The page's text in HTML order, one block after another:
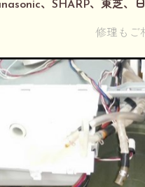
、SHARP、東芝、
修理もご